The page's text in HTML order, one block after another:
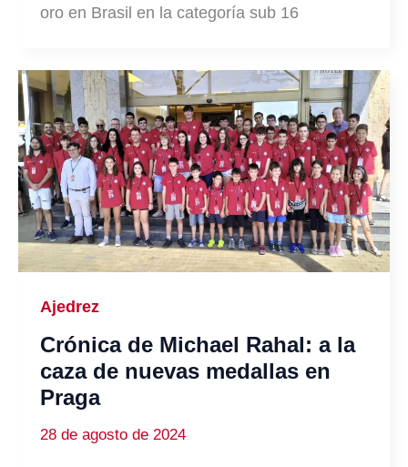
oro en Brasil en la categoría sub 16
Ajedrez
Crónica de Michael Rahal: a la
caza de nuevas medallas en
Praga
28 de agosto de 2024